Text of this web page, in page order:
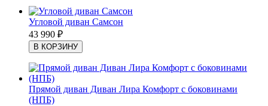
Угловой диван Самсон
43 990 ₽
Прямой диван Диван Лира Комфорт с боковинами
(НПБ)